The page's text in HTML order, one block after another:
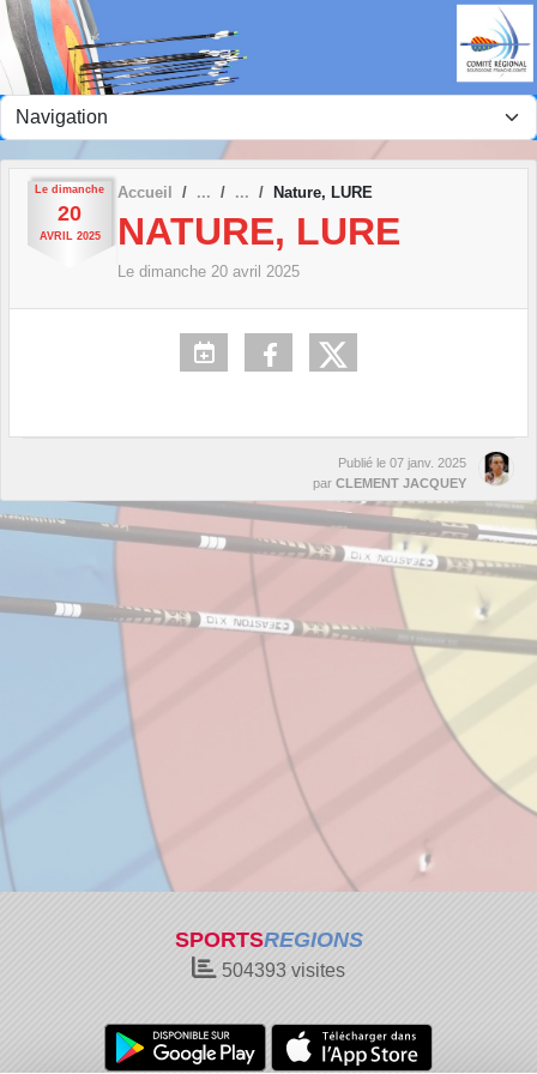
Le dimanche
20
AVRIL 2025
Accueil Nature, LURE
NATURE, LURE
Le dimanche 20 avril 2025
Publié le 07 janv. 2025
par CLEMENT JACQUEY
SPORTSREGIONS
504393 visites
Panneau de gestion des cookies